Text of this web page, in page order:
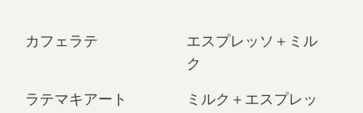
カフェラテ
エスプレッソ＋ミル
ク
ラテマキアート
ミルク＋エスプレッ